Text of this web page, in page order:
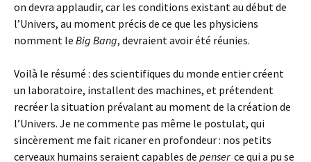
on devra applaudir, car les conditions existant au début de
l’Univers, au moment précis de ce que les physiciens
nomment le Big Bang, devraient avoir été réunies.
Voilà le résumé : des scientifiques du monde entier créent
un laboratoire, installent des machines, et prétendent
recréer la situation prévalant au moment de la création de
l’Univers. Je ne commente pas même le postulat, qui
sincèrement me fait ricaner en profondeur : nos petits
cerveaux humains seraient capables de penser ce qui a pu se